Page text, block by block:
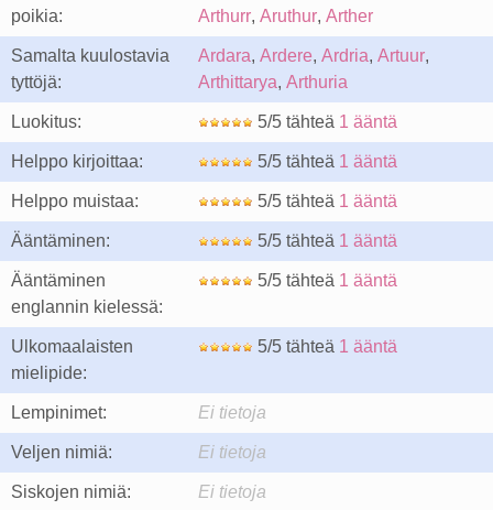
poikia:
Arthurr, Aruthur, Arther
Samalta kuulostavia
tyttöjä:
Ardara, Ardere, Ardria, Artuur,
Arthittarya, Arthuria
Luokitus: 5/5 tähteä 1 ääntä
Helppo kirjoittaa: 5/5 tähteä 1 ääntä
Helppo muistaa: 5/5 tähteä 1 ääntä
Ääntäminen: 5/5 tähteä 1 ääntä
Ääntäminen
englannin kielessä:
5/5 tähteä 1 ääntä
Ulkomaalaisten
mielipide:
5/5 tähteä 1 ääntä
Lempinimet: Ei tietoja
Veljen nimiä: Ei tietoja
Siskojen nimiä: Ei tietoja